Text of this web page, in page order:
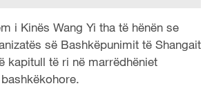
i Kinës Wang Yi tha të hënën se
së Bashkëpunimit të Shangait
kapitull të ri në marrëdhëniet